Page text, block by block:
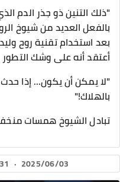
"ذلك التنين ذو جذر الدم
بالفعل العديد من شيوخ
بعد استخدام تقنية روح
أعتقد أنه على وشك
"لا يمكن أن يكون... إذا
بالهلاك!"
تبادل الشيوخ همسات
2025/06/03
·
431